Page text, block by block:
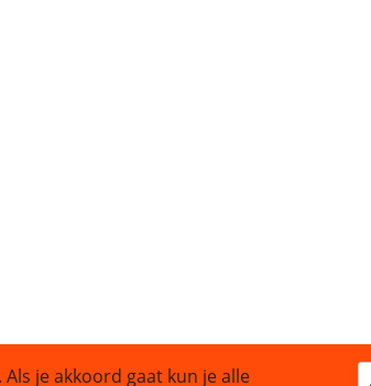
je akkoord gaat kun je alle